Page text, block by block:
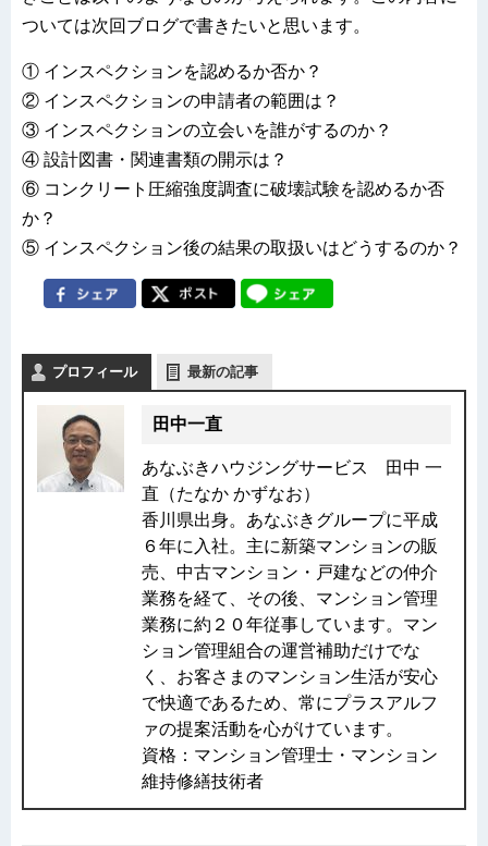
ついては次回ブログで書きたいと思います。
① インスペクションを認めるか否か？
② インスペクションの申請者の範囲は？
③ インスペクションの立会いを誰がするのか？
④ 設計図書・関連書類の開示は？
⑥ コンクリート圧縮強度調査に破壊試験を認めるか否
か？
⑤ インスペクション後の結果の取扱いはどうするのか？
プロフィール 最新の記事
田中一直
あなぶきハウジングサービス 田中 一
直（たなか かずなお）
香川県出身。あなぶきグループに平成
６年に入社。主に新築マンションの販
売、中古マンション・戸建などの仲介
業務を経て、その後、マンション管理
業務に約２０年従事しています。マン
ション管理組合の運営補助だけでな
く、お客さまのマンション生活が安心
で快適であるため、常にプラスアルフ
ァの提案活動を心がけています。
資格：マンション管理士・マンション
維持修繕技術者